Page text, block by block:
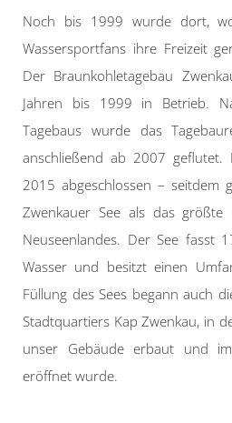
Noch bis 1999 wurde dort,
Wassersportfans ihre Freizeit
Der Braunkohletagebau
Jahren bis 1999 in Betrieb.
Tagebaus wurde das
anschließend ab 2007
2015 abgeschlossen – seitdem
Zwenkauer See als das größte
Neuseenlandes. Der See fasst
Wasser und besitzt einen
Füllung des Sees begann auch
Stadtquartiers Kap Zwenkau, in
unser Gebäude erbaut und
eröffnet wurde.